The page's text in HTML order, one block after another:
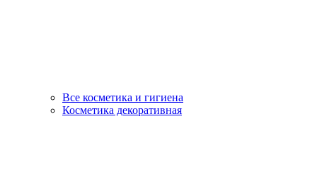
Все косметика и гигиена
Косметика декоративная